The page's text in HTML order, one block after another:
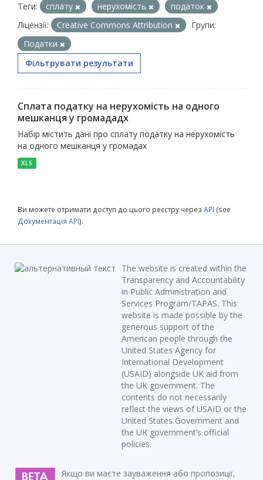
Теги: сплату нерухомість
податок
Ліцензії:
Creative Commons Attribution
Групи:
Податки
Фільтрувати результати
Сплата податку на нерухомість на одного
мешканця у громададх
Набір містить дані про сплату податку на нерухомість
на одного мешканця у громадах
XLS
Ви можете отримати доступ до цього реєстру через API (see
Документація API).
The website is created within the
Transparency and Accountability
in Public Administration and
Services Program/TAPAS. This
website is made possible by the
generous support of the
American people through the
United States Agency for
International Development
(USAID) alongside UK aid from
the UK government. The
contents do not necessarily
reflect the views of USAID or the
United States Government and
the UK government’s official
policies.
Якщо ви маєте зауваження або пропозиції,